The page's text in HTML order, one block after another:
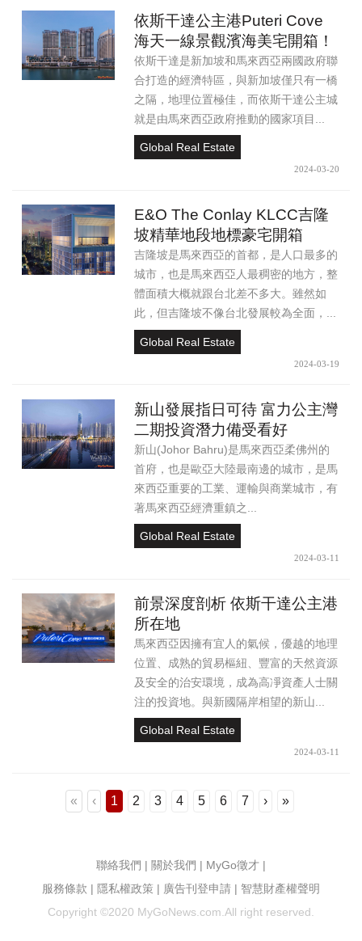
依斯干達公主港Puteri Cove
海天一線景觀濱海美宅開箱！
依斯干達是新加坡和馬來西亞兩國政府聯
合打造的經濟特區，與新加坡僅只有一橋
之隔，地理位置極佳，而依斯干達公主城
就是由馬來西亞政府推動的國家項目...
Global Real Estate
2024-03-20
E&O The Conlay KLCC吉隆
坡精華地段地標豪宅開箱
吉隆坡是馬來西亞的首都，是人口最多的
城市，也是馬來西亞人最稠密的地方，整
體面積大概就跟台北差不多大。雖然如
此，但吉隆坡不像台北發展較為全面，...
Global Real Estate
2024-03-19
新山發展指日可待 富力公主灣
二期投資潛力備受看好
新山(Johor Bahru)是馬來西亞柔佛州的
首府，也是歐亞大陸最南邊的城市，是馬
來西亞重要的工業、運輸與商業城市，有
著馬來西亞經濟重鎮之...
Global Real Estate
2024-03-11
前景深度剖析 依斯干達公主港
所在地
馬來西亞因擁有宜人的氣候，優越的地理
位置、成熟的貿易樞紐、豐富的天然資源
及安全的治安環境，成為高凈資產人士關
注的投資地。與新國隔岸相望的新山...
Global Real Estate
2024-03-11
« ‹ 1 2 3 4 5 6 7 › »
聯絡我們 關於我們 MyGo徵才
服務條款
隱私權政策 廣告刊登申請
智慧財產權聲明
Copyright ©2020 MyGoNews.com.All right reserved.